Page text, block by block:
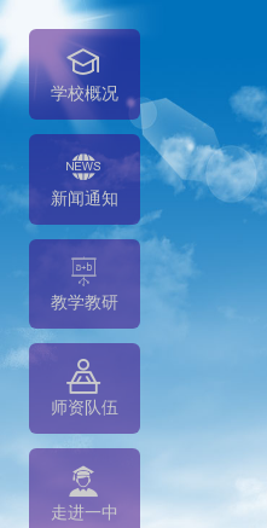
学校概况
新闻通知
教学教研
师资队伍
走进一中